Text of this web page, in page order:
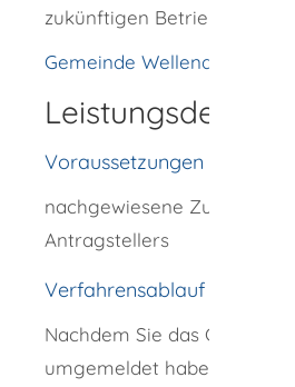
zukünftigen Betriebsstätte
Gemeinde Wellendingen
Leistungsdetails
Voraussetzungen
nachgewiesene
Antragstellers
Verfahrensablauf
Nachdem Sie das Gewerbe
umgemeldet haben,